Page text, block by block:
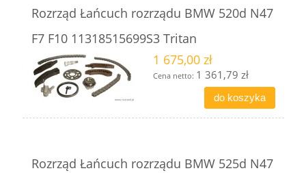
Rozrząd Łańcuch rozrządu BMW 520d N47
F7 F10 11318515699S3 Tritan
1 675,00 zł
Cena netto: 1 361,79 zł
do koszyka
Rozrząd Łańcuch rozrządu BMW 525d N47